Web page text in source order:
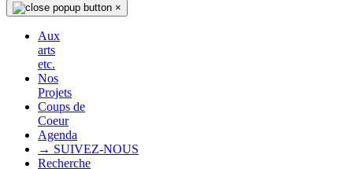
×
Aux
arts
etc.
Nos
Projets
Coups de
Coeur
Agenda
→ SUIVEZ-NOUS
Recherche